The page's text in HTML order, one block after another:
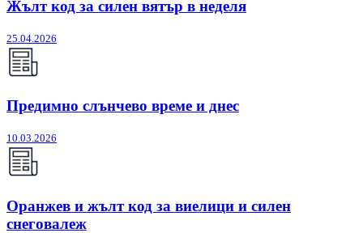
Жълт код за силен вятър в неделя
25.04.2026
Предимно слънчево време и днес
10.03.2026
Оранжев и жълт код за виелици и силен
снеговалеж